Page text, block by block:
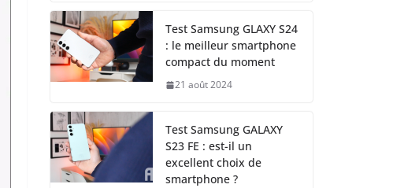
Test Samsung GLAXY S24
: le meilleur smartphone
compact du moment
21 août 2024
Test Samsung GALAXY
S23 FE : est-il un
excellent choix de
smartphone ?